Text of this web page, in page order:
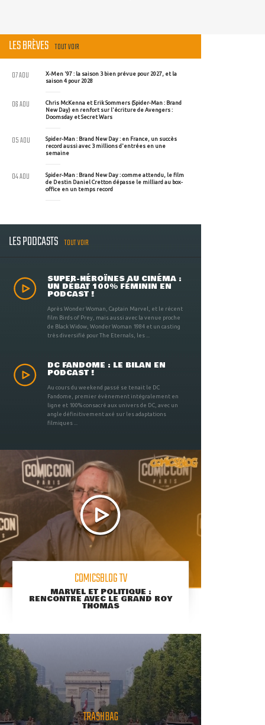
LES BRÈVES TOUT VOIR
X-Men '97 : la saison 3 bien prévue pour 2027, et la
saison 4 pour 2028
07 AOU
Chris McKenna et Erik Sommers (Spider-Man : Brand
New Day) en renfort sur l'écriture de Avengers :
Doomsday et Secret Wars
06 AOU
Spider-Man : Brand New Day : en France, un succès
record aussi avec 3 millions d'entrées en une
semaine
05 AOU
Spider-Man : Brand New Day : comme attendu, le film
de Destin Daniel Cretton dépasse le milliard au box-
office en un temps record
04 AOU
LES PODCASTS TOUT VOIR
SUPER-HÉROÏNES AU CINÉMA :
UN DÉBAT 100% FÉMININ EN
PODCAST !
Après Wonder Woman, Captain Marvel, et le récent
film Birds of Prey, mais aussi avec la venue proche
de Black Widow, Wonder Woman 1984 et un casting
très diversifié pour The Eternals, les ...
DC FANDOME : LE BILAN EN
PODCAST !
Au cours du weekend passé se tenait le DC
Fandome, premier évènement intégralement en
ligne et 100% consacré aux univers de DC, avec un
angle définitivement axé sur les adaptations
filmiques ...
COMICSBLOG TV
MARVEL ET POLITIQUE :
RENCONTRE AVEC LE GRAND ROY
THOMAS
TRASHBAG